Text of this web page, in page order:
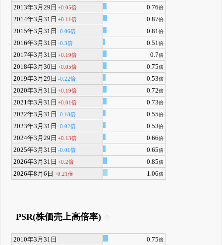
2013年3月29日 +0.05倍 0.76倍
2014年3月31日 +0.11倍 0.87倍
2015年3月31日 -0.06倍 0.81倍
2016年3月31日 -0.3倍 0.51倍
2017年3月31日 +0.19倍 0.7倍
2018年3月30日 +0.05倍 0.75倍
2019年3月29日 -0.22倍 0.53倍
2020年3月31日 +0.19倍 0.72倍
2021年3月31日 +0.01倍 0.73倍
2022年3月31日 -0.18倍 0.55倍
2023年3月31日 -0.02倍 0.53倍
2024年3月29日 +0.13倍 0.66倍
2025年3月31日 -0.01倍 0.65倍
2026年3月31日 +0.2倍 0.85倍
2026年8月6日 +0.21倍 1.06倍
PSR(株価売上高倍率)
2010年3月31日 0.75倍